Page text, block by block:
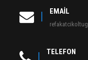
EMAIL
TELEFON